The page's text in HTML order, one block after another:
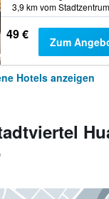
3,9 km vom Stadtzentrum
49 € Zum
Hotels anzeigen